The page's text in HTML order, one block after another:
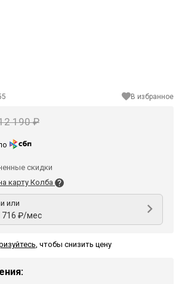
В избранное
190 ₽
скидки
карту Колба
или
716 ₽/мес
чтобы снизить цену